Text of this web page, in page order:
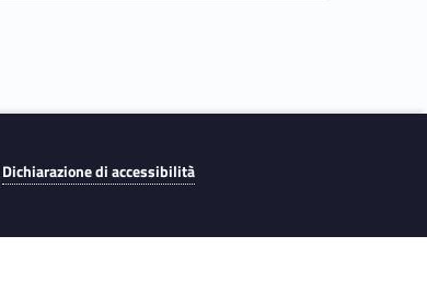
Dichiarazione di accessibilità